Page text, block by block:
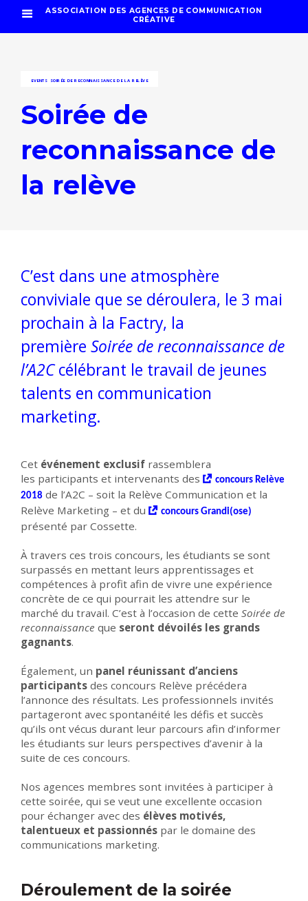
ASSOCIATION DES AGENCES DE COMMUNICATION
CRÉATIVE
EVENTS SOIRÉE DE RECONNAISSANCE DE LA RELÈVE
Soirée de
reconnaissance de
la relève
C’est dans une atmosphère
conviviale que se déroulera, le 3 mai
prochain à la Factry, la
première Soirée de reconnaissance de
l’A2Ccélébrant le travail de jeunes
talents en communication
marketing.
Cet événement exclusif rassemblera
les participants et intervenants des
concours Relève
2018 de l’A2C – soit la Relève Communication et la
Relève Marketing – et du
concours Grandi(ose)
présenté par Cossette.
À travers ces trois concours, les étudiants se sont
surpassés en mettant leurs apprentissages et
compétences à profit afin de vivre une expérience
concrète de ce qui pourrait les attendre sur le
marché du travail. C’est à l’occasion de cette Soirée de
reconnaissance que seront dévoilés les grands
gagnants.
Également, un panel réunissant d’anciens
participants des concours Relève précédera
l’annonce des résultats. Les professionnels invités
partageront avec spontanéité les défis et succès
qu’ils ont vécus durant leur parcours afin d’informer
les étudiants sur leurs perspectives d’avenir à la
suite de ces concours.
Nos agences membres sont invitées à participer à
cette soirée, qui se veut une excellente occasion
pour échanger avec des élèves motivés,
talentueux et passionnés par le domaine des
communications marketing.
Déroulement de la soirée